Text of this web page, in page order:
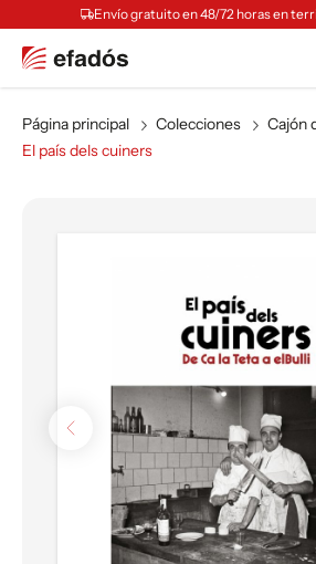
Envío gratuito en 48/72 horas en
Página principal Colecciones
Cajón
El país dels cuiners